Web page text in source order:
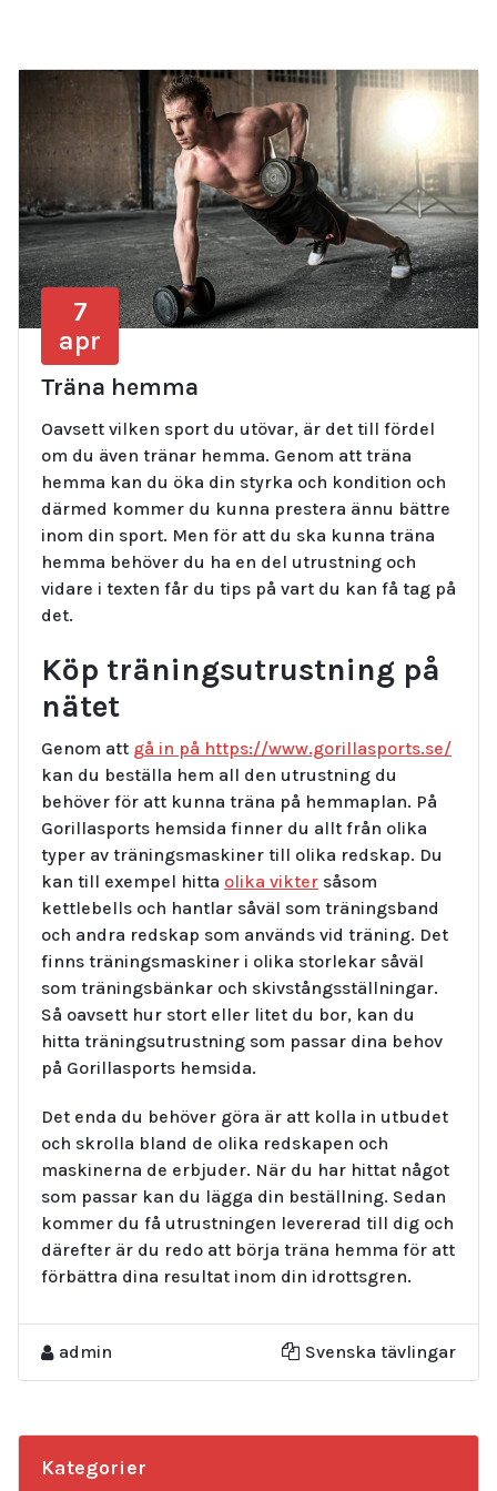
7
apr
Träna hemma
Oavsett vilken sport du utövar, är det till fördel
om du även tränar hemma. Genom att träna
hemma kan du öka din styrka och kondition och
därmed kommer du kunna prestera ännu bättre
inom din sport. Men för att du ska kunna träna
hemma behöver du ha en del utrustning och
vidare i texten får du tips på vart du kan få tag på
det.
Köp träningsutrustning på
nätet
Genom att gå in på https://www.gorillasports.se/
kan du beställa hem all den utrustning du
behöver för att kunna träna på hemmaplan. På
Gorillasports hemsida finner du allt från olika
typer av träningsmaskiner till olika redskap. Du
kan till exempel hitta olika vikter såsom
kettlebells och hantlar såväl som träningsband
och andra redskap som används vid träning. Det
finns träningsmaskiner i olika storlekar såväl
som träningsbänkar och skivstångsställningar.
Så oavsett hur stort eller litet du bor, kan du
hitta träningsutrustning som passar dina behov
på Gorillasports hemsida.
Det enda du behöver göra är att kolla in utbudet
och skrolla bland de olika redskapen och
maskinerna de erbjuder. När du har hittat något
som passar kan du lägga din beställning. Sedan
kommer du få utrustningen levererad till dig och
därefter är du redo att börja träna hemma för att
förbättra dina resultat inom din idrottsgren.
admin Svenska tävlingar
Kategorier